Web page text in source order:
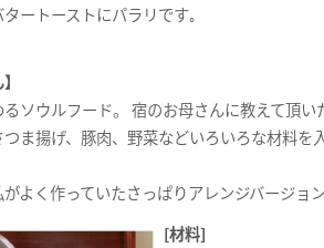
ートーストにパラリです｡
ソウルフード。 宿のお母さんに教えて頂い
ま揚げ、豚肉、野菜などいろいろな材料を
よく作っていたさっぱりアレンジバージョ
[材料]